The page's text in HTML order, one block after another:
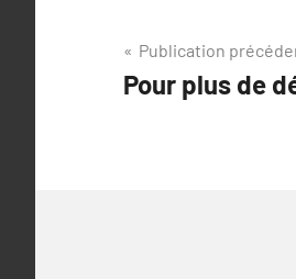
Navigation
de
Publication
Pour plus de